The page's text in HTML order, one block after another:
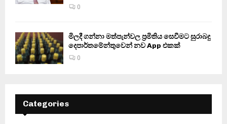
0
මිලදී ගන්නා මත්පැන්වල ප්‍රමිතිය සෙවීමට සුරාබදු
දෙපාර්තමේන්තුවෙන් නව App එකක්
0
Categories